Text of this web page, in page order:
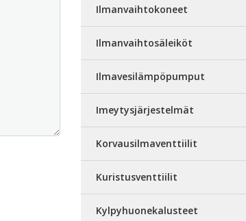
Ilmanvaihtokoneet
Ilmanvaihtosäleiköt
Ilmavesilämpöpumput
Imeytysjärjestelmät
Korvausilmaventtiilit
Kuristusventtiilit
Kylpyhuonekalusteet